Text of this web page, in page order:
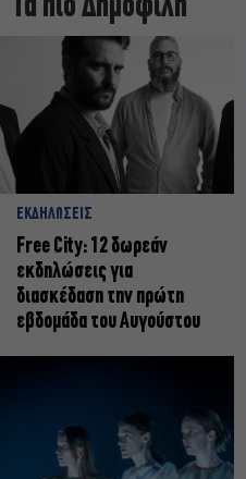
Τα πιο Δημοφιλή
ΕΚΔΗΛΩΣΕΙΣ
Free City: 12 δωρεάν
εκδηλώσεις για
διασκέδαση την πρώτη
εβδομάδα του Αυγούστου